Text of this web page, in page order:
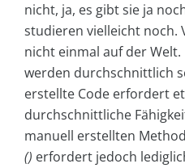
nicht, ja, es gibt sie ja
studieren vielleicht noch.
nicht einmal auf der Welt.
werden durchschnittlich
erstellte Code erfordert
durchschnittliche
manuell erstellten
() erfordert jedoch